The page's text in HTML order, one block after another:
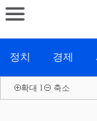
정치 경제
확대 l 축소